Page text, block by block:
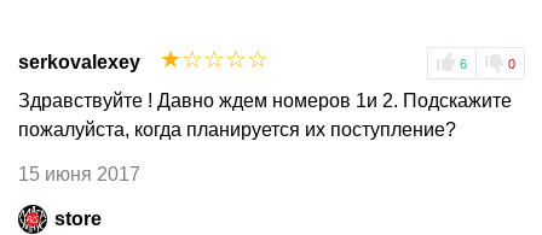
serkovalexey 6 0
☆
☆
☆
☆
☆
Здравствуйте ! Давно ждем номеров 1и 2. Подскажите
пожалуйста, когда планируется их поступление?
15 июня 2017
store